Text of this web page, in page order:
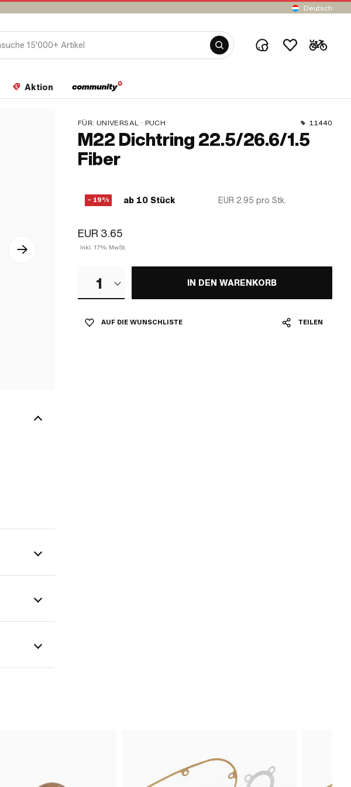
Deutsch
Aktion
FÜR: UNIVERSAL · PUCH 11440
M22 Dichtring 22.5/26.6/1.5
Fiber
− 19% ab 10 Stück EUR 2.95 pro Stk.
EUR 3.65
Inkl. 17% MwSt.
1 IN DEN WARENKORB
AUF DIE WUNSCHLISTE TEILEN